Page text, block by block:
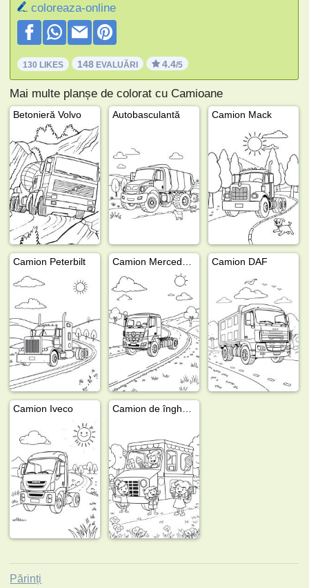
coloreaza-online
130 LIKES 148 EVALUĂRI 4.4/5
Mai multe planșe de colorat cu Camioane
Betonieră Volvo Autobasculantă Camion Mack
Camion Peterbilt Camion DAF
Camion Iveco
Părinți